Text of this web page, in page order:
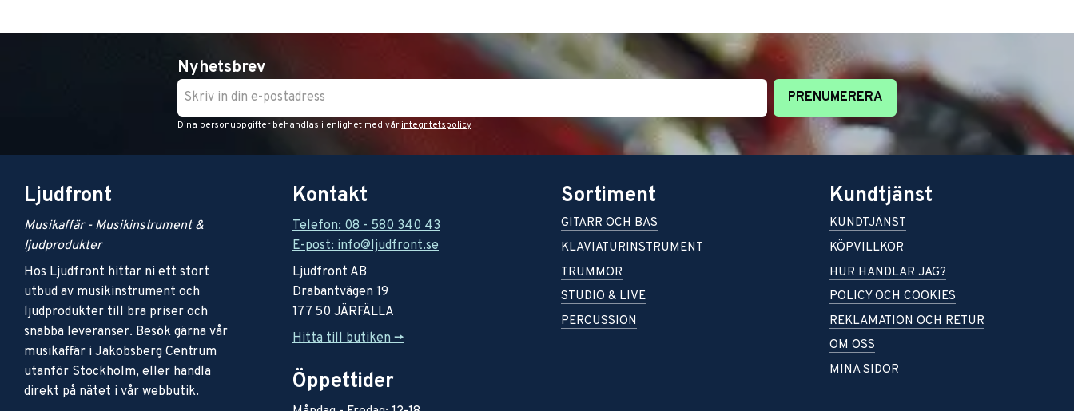
Nyhetsbrev
PRENUMERERA
Dina personuppgifter behandlas i enlighet med vår integritetspolicy.
Ljudfront
Musikaffär - Musikinstrument &
ljudprodukter
Hos Ljudfront hittar ni ett stort
utbud av musikinstrument och
ljudprodukter till bra priser och
snabba leveranser. Besök gärna vår
musikaffär i Jakobsberg Centrum
utanför Stockholm, eller handla
direkt på nätet i vår webbutik.
Kontakt
Telefon: 08 - 580 340 43
E-post: info@ljudfront.se
Ljudfront AB
Drabantvägen 19
177 50 JÄRFÄLLA
Hitta till butiken ->
Öppettider
Sortiment
GITARR OCH BAS
KLAVIATURINSTRUMENT
TRUMMOR
STUDIO & LIVE
PERCUSSION
Kundtjänst
KUNDTJÄNST
KÖPVILLKOR
HUR HANDLAR JAG?
POLICY OCH COOKIES
REKLAMATION OCH RETUR
OM OSS
MINA SIDOR